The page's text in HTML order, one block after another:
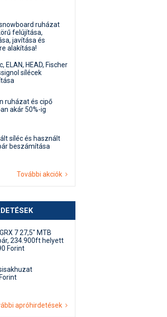
ruházat
felújítása,
javítása és
alakítása!
ELAN, HEAD, Fischer
sílécek
ruházat és cipő
akár 50%-ig
síléc és használt
beszámítása
További akciók
7 27,5" MTB
234.900ft helyett
Forint
apróhirdetések